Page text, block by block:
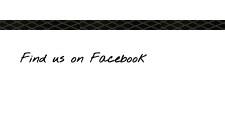
Find us on Facebook